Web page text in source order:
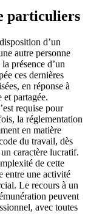
particuliers
d’un
autre personne
présence d’un
ces dernières
en réponse à
et partagée.
requise pour
la réglementation
en matière
du travail, dès
caractère lucratif.
de cette
entre une activité
Le recours à un
peuvent
avec toutes